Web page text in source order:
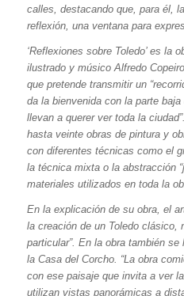
calles, destacando que, para él,
reflexión, una ventana para
‘Reflexiones sobre Toledo’ es la
ilustrado y músico Alfredo
que pretende transmitir un
da la bienvenida con la parte
llevan a querer ver toda la ciudad”.
hasta veinte obras de pintura y
con diferentes técnicas como el
la técnica mixta o la abstracción
materiales utilizados en toda la
En la explicación de su obra, el
la creación de un Toledo clásico,
particular”. En la obra también
la Casa del Corcho. “La obra
con ese paisaje que invita a ver
utilizan vistas panorámicas a